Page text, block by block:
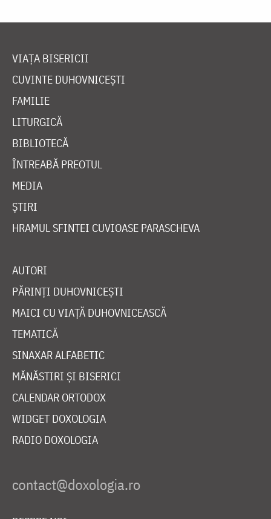
VIAȚA BISERICII
CUVINTE DUHOVNICEȘTI
FAMILIE
LITURGICĂ
BIBLIOTECĂ
ÎNTREABĂ PREOTUL
MEDIA
ȘTIRI
HRAMUL SFINTEI CUVIOASE PARASCHEVA
AUTORI
PĂRINȚI DUHOVNICEȘTI
MAICI CU VIAȚĂ DUHOVNICEASCĂ
TEMATICĂ
SINAXAR ALFABETIC
MĂNĂSTIRI ȘI BISERICI
CALENDAR ORTODOX
WIDGET DOXOLOGIA
RADIO DOXOLOGIA